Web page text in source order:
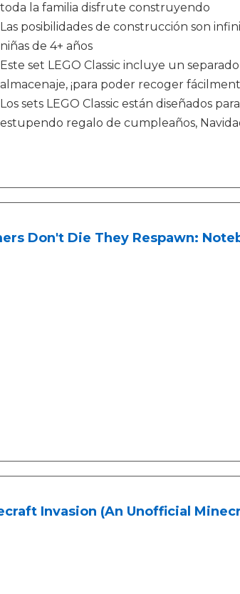
toda la familia disfrute construyendo
Las posibilidades de construcción son
niñas de 4+ años
Este set LEGO Classic incluye un
almacenaje, ¡para poder recoger
Los sets LEGO Classic están diseñados
estupendo regalo de cumpleaños,
Don't Die They Respawn:
Invasion (An Unofficial